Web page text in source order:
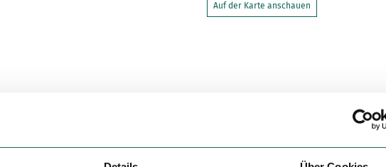
Auf der Karte anschauen